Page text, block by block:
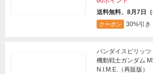
送料無料、8月7日（
クーポン 30%引き
バンダイスピリッ
機動戦士ガンダム
N.I.M.E.（再販版）